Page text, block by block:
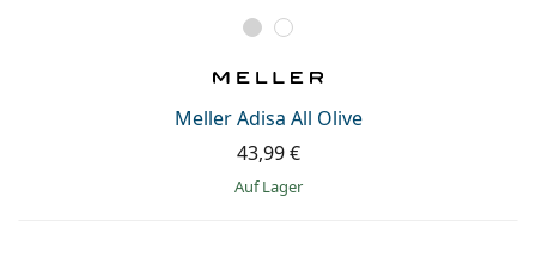
Meller Adisa All Olive
43,99 €
auf Lager